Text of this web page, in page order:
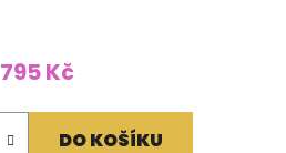
795 Kč
DO KOŠÍKU